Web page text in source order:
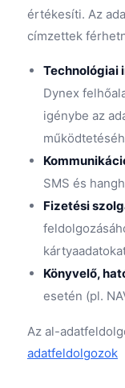
értékesíti. Az
címzettek
Dynex
igénybe az
SMS és
Fizetési
Könyvelő,
esetén (pl.
Az al-
adatfeldolgozok